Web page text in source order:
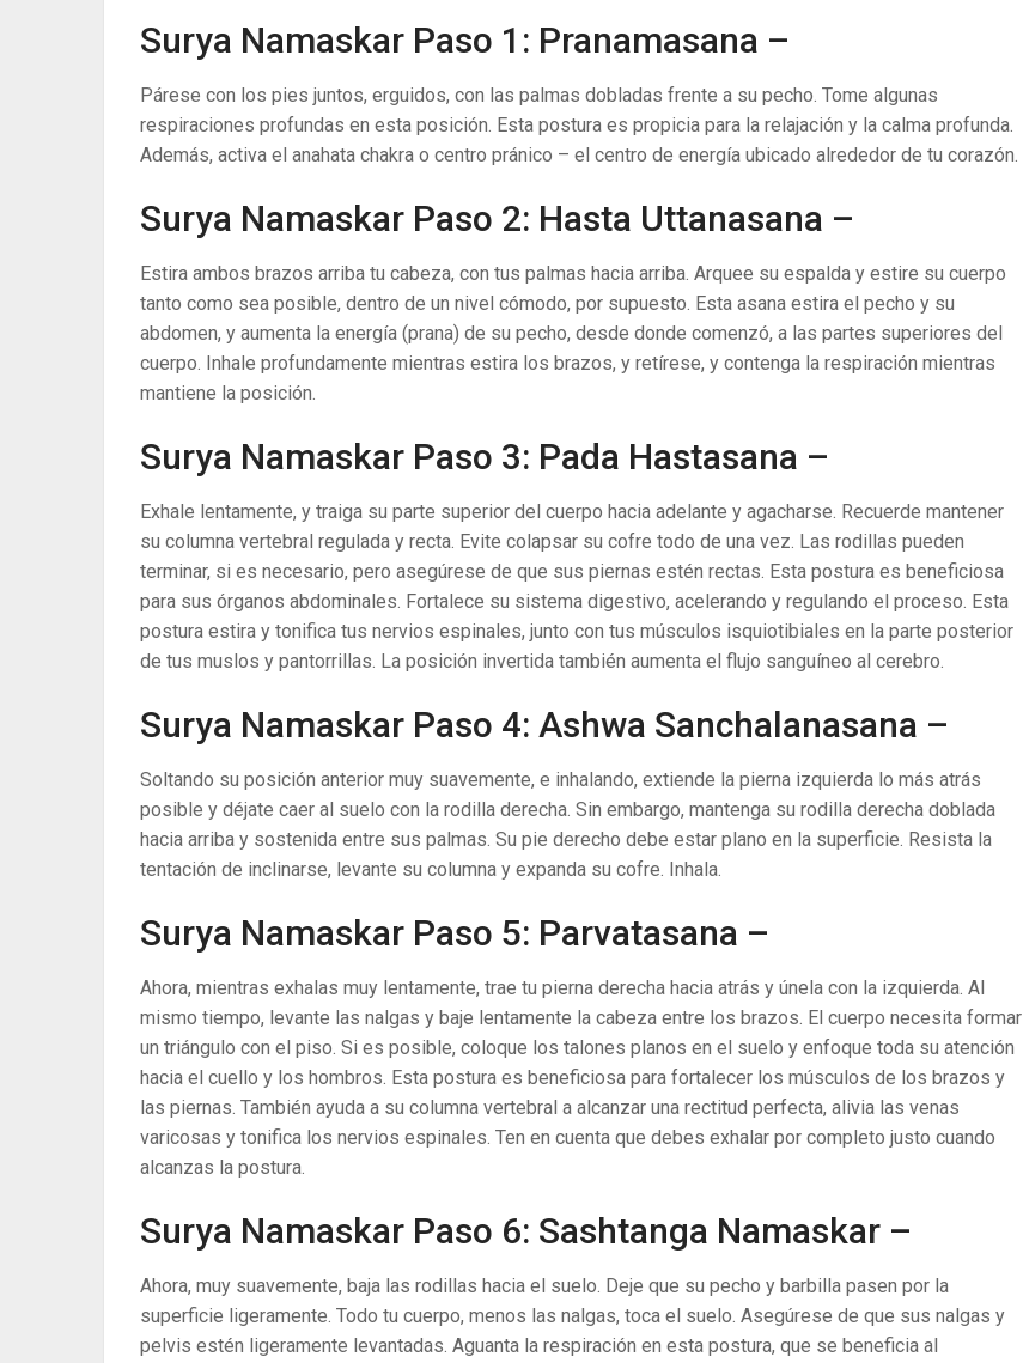
Surya Namaskar Paso 1: Pranamasana –
Párese con los pies juntos, erguidos, con las palmas dobladas frente a su pecho. Tome algunas
respiraciones profundas en esta posición. Esta postura es propicia para la relajación y la calma profunda.
Además, activa el anahata chakra o centro pránico – el centro de energía ubicado alrededor de tu corazón.
Surya Namaskar Paso 2: Hasta Uttanasana –
Estira ambos brazos arriba tu cabeza, con tus palmas hacia arriba. Arquee su espalda y estire su cuerpo
tanto como sea posible, dentro de un nivel cómodo, por supuesto. Esta asana estira el pecho y su
abdomen, y aumenta la energía (prana) de su pecho, desde donde comenzó, a las partes superiores del
cuerpo. Inhale profundamente mientras estira los brazos, y retírese, y contenga la respiración mientras
mantiene la posición.
Surya Namaskar Paso 3: Pada Hastasana –
Exhale lentamente, y traiga su parte superior del cuerpo hacia adelante y agacharse. Recuerde mantener
su columna vertebral regulada y recta. Evite colapsar su cofre todo de una vez. Las rodillas pueden
terminar, si es necesario, pero asegúrese de que sus piernas estén rectas. Esta postura es beneficiosa
para sus órganos abdominales. Fortalece su sistema digestivo, acelerando y regulando el proceso. Esta
postura estira y tonifica tus nervios espinales, junto con tus músculos isquiotibiales en la parte posterior
de tus muslos y pantorrillas. La posición invertida también aumenta el flujo sanguíneo al cerebro.
Surya Namaskar Paso 4: Ashwa Sanchalanasana –
Soltando su posición anterior muy suavemente, e inhalando, extiende la pierna izquierda lo más atrás
posible y déjate caer al suelo con la rodilla derecha. Sin embargo, mantenga su rodilla derecha doblada
hacia arriba y sostenida entre sus palmas. Su pie derecho debe estar plano en la superficie. Resista la
tentación de inclinarse, levante su columna y expanda su cofre. Inhala.
Surya Namaskar Paso 5: Parvatasana –
Ahora, mientras exhalas muy lentamente, trae tu pierna derecha hacia atrás y únela con la izquierda. Al
mismo tiempo, levante las nalgas y baje lentamente la cabeza entre los brazos. El cuerpo necesita formar
un triángulo con el piso. Si es posible, coloque los talones planos en el suelo y enfoque toda su atención
hacia el cuello y los hombros. Esta postura es beneficiosa para fortalecer los músculos de los brazos y
las piernas. También ayuda a su columna vertebral a alcanzar una rectitud perfecta, alivia las venas
varicosas y tonifica los nervios espinales. Ten en cuenta que debes exhalar por completo justo cuando
alcanzas la postura.
Surya Namaskar Paso 6: Sashtanga Namaskar –
Ahora, muy suavemente, baja las rodillas hacia el suelo. Deje que su pecho y barbilla pasen por la
superficie ligeramente. Todo tu cuerpo, menos las nalgas, toca el suelo. Asegúrese de que sus nalgas y
pelvis estén ligeramente levantadas. Aguanta la respiración en esta postura, que se beneficia al